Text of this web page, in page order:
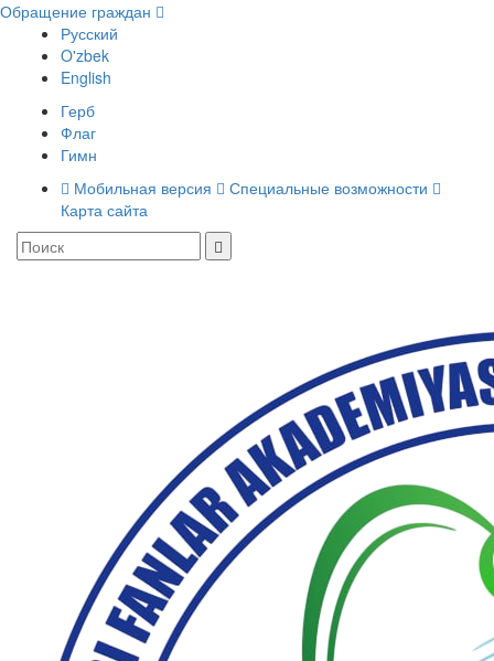
Обращение граждан
Русский
O'zbek
English
Герб
Флаг
Гимн
Мобильная версия
Специальные возможности
Карта сайта